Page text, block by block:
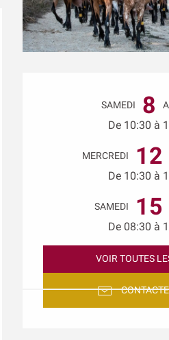
SAMEDI 8
De 10:30 à
MERCREDI 12
De 10:30 à
SAMEDI 15
De 08:30 à
VOIR TOUTES